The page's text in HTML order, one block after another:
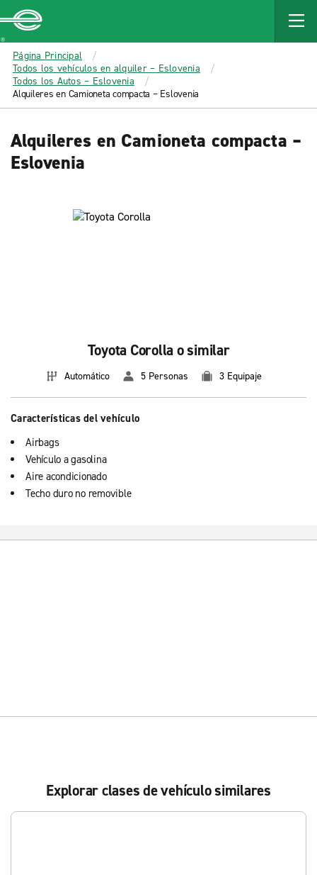
MAIN
CONTENT
Enterprise
Página Principal
Todos los vehículos en alquiler – Eslovenia
Todos los Autos – Eslovenia
Alquileres en Camioneta compacta – Eslovenia
Alquileres en Camioneta compacta –
Eslovenia
Toyota Corolla o similar
Automático 5 Personas 3 Equipaje
Características del vehículo
Airbags
Vehículo a gasolina
Aire acondicionado
Techo duro no removible
Explorar clases de vehículo similares